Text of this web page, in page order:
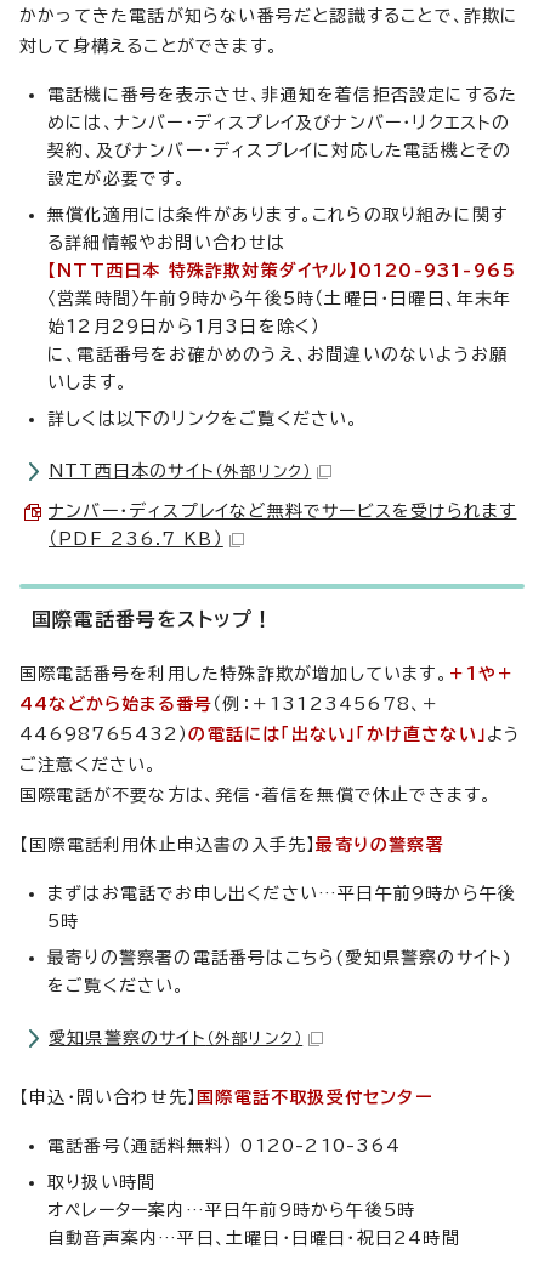
かかってきた電話が知らない番号だと認識することで、詐欺に
対して身構えることができます。
電話機に番号を表示させ、非通知を着信拒否設定にするた
めには、ナンバー・ディスプレイ及びナンバー・リクエストの
契約、及びナンバー・ディスプレイに対応した電話機とその
設定が必要です。
無償化適用には条件があります。これらの取り組みに関す
る詳細情報やお問い合わせは
【NTT西日本 特殊詐欺対策ダイヤル】0120-931-965
〈営業時間〉午前9時から午後5時（土曜日・日曜日、年末年
始12月29日から1月3日を除く）
に、電話番号をお確かめのうえ、お間違いのないようお願
いします。
詳しくは以下のリンクをご覧ください。
NTT西日本のサイト （外部リンク）
ナンバー・ディスプレイなど無料でサービスを受けられます
（PDF 236.7 KB）
国際電話番号をストップ！
国際電話番号を利用した特殊詐欺が増加しています。 ＋1や＋
44などから始まる番号 （例：＋1312345678、＋
44698765432）の電話には「出ない」「かけ直さない」 よう
ご注意ください。
国際電話が不要な方は、発信・着信を無償で休止できます。
【国際電話利用休止申込書の入手先】最寄りの警察署
まずはお電話でお申し出ください…平日午前9時から午後
5時
最寄りの警察署の電話番号はこちら(愛知県警察のサイト)
をご覧ください。
愛知県警察のサイト （外部リンク）
【申込・問い合わせ先】 国際電話不取扱受付センター
電話番号（通話料無料） 0120-210-364
取り扱い時間
オペレーター案内…平日午前9時から午後5時
自動音声案内…平日、土曜日・日曜日・祝日24時間